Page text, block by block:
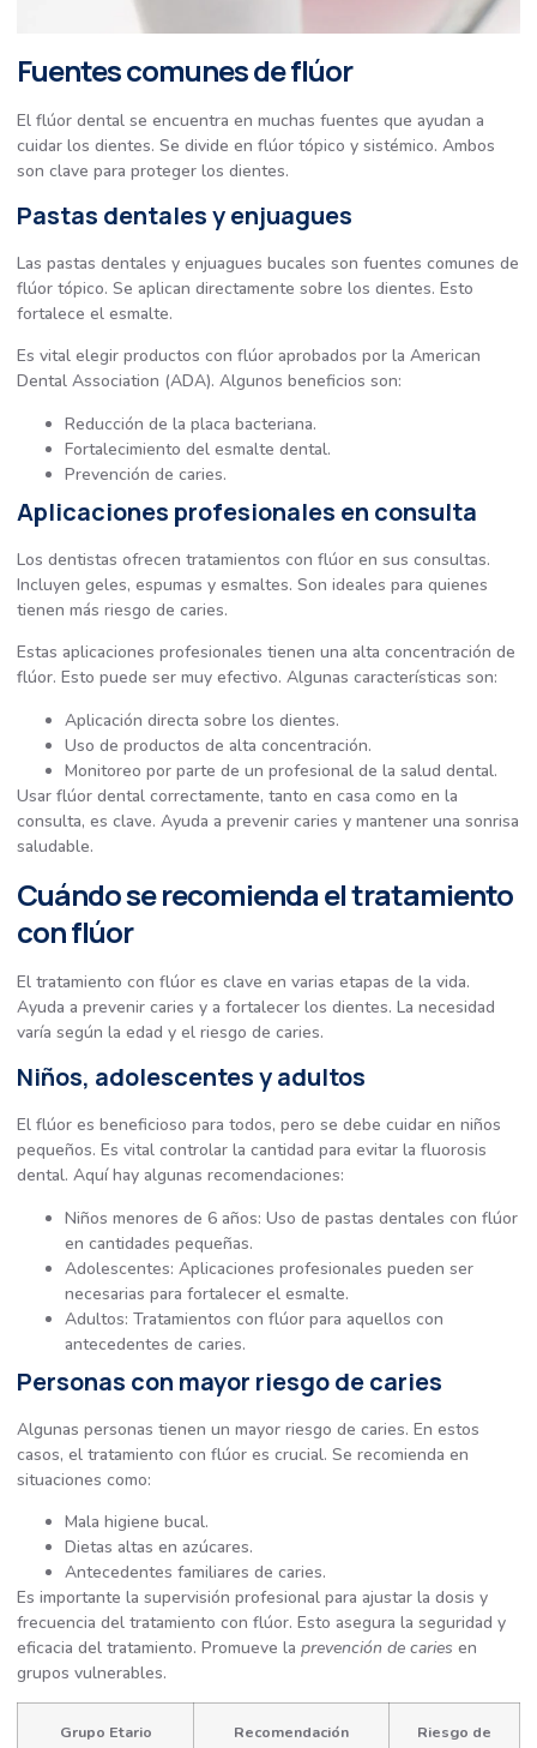
Fuentes comunes de flúor
El flúor dental se encuentra en muchas fuentes que ayudan a
cuidar los dientes. Se divide en flúor tópico y sistémico. Ambos
son clave para proteger los dientes.
Pastas dentales y enjuagues
Las pastas dentales y enjuagues bucales son fuentes comunes de
flúor tópico. Se aplican directamente sobre los dientes. Esto
fortalece el esmalte.
Es vital elegir productos con flúor aprobados por la American
Dental Association (ADA). Algunos beneficios son:
Reducción de la placa bacteriana.
Fortalecimiento del esmalte dental.
Prevención de caries.
Aplicaciones profesionales en consulta
Los dentistas ofrecen tratamientos con flúor en sus consultas.
Incluyen geles, espumas y esmaltes. Son ideales para quienes
tienen más riesgo de caries.
Estas aplicaciones profesionales tienen una alta concentración de
flúor. Esto puede ser muy efectivo. Algunas características son:
Aplicación directa sobre los dientes.
Uso de productos de alta concentración.
Monitoreo por parte de un profesional de la salud dental.
Usar flúor dental correctamente, tanto en casa como en la
consulta, es clave. Ayuda a prevenir caries y mantener una sonrisa
saludable.
Cuándo se recomienda el tratamiento
con flúor
El tratamiento con flúor es clave en varias etapas de la vida.
Ayuda a prevenir caries y a fortalecer los dientes. La necesidad
varía según la edad y el riesgo de caries.
Niños, adolescentes y adultos
El flúor es beneficioso para todos, pero se debe cuidar en niños
pequeños. Es vital controlar la cantidad para evitar la fluorosis
dental. Aquí hay algunas recomendaciones:
Niños menores de 6 años: Uso de pastas dentales con flúor
en cantidades pequeñas.
Adolescentes: Aplicaciones profesionales pueden ser
necesarias para fortalecer el esmalte.
Adultos: Tratamientos con flúor para aquellos con
antecedentes de caries.
Personas con mayor riesgo de caries
Algunas personas tienen un mayor riesgo de caries. En estos
casos, el tratamiento con flúor es crucial. Se recomienda en
situaciones como:
Mala higiene bucal.
Dietas altas en azúcares.
Antecedentes familiares de caries.
Es importante la supervisión profesional para ajustar la dosis y
frecuencia del tratamiento con flúor. Esto asegura la seguridad y
eficacia del tratamiento. Promueve la prevención de caries en
grupos vulnerables.
Grupo Etario Recomendación
Riesgo de